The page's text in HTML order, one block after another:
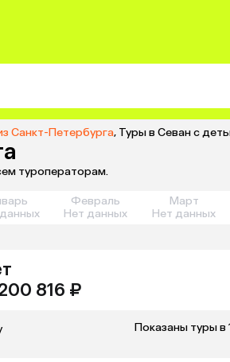
Санкт-Петербурга, Туры в Севан с
туроператорам.
Февраль
Нет данных
Март
Нет данных
816 ₽
Показаны туры в